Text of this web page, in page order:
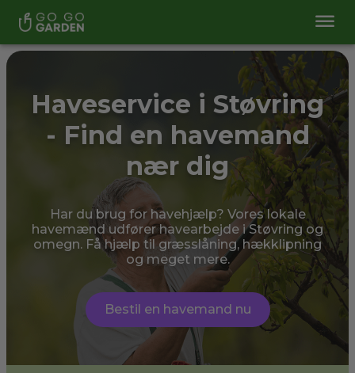
Haveservice i Støvring
- Find en havemand
nær dig
Har du brug for havehjælp? Vores lokale
havemænd udfører havearbejde i Støvring og
omegn. Få hjælp til græsslåning, hækklipning
og meget mere.
Bestil en havemand nu